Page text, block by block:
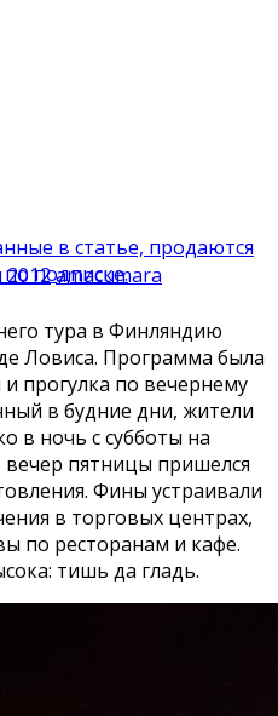
2012amacumara
в статье, продаются
подписке.
тура в Финляндию
Ловиса. Программа была
прогулка по вечернему
в будние дни, жители
в ночь с субботы на
вечер пятницы пришелся
Фины устраивали
в торговых центрах,
по ресторанам и кафе.
тишь да гладь.